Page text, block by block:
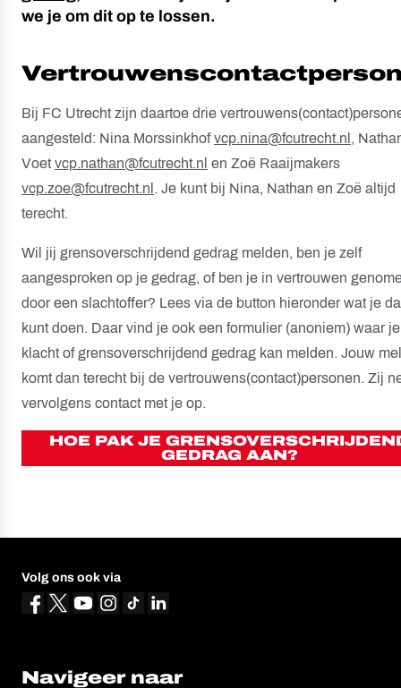
we je om dit op te lossen.
Bij FC Utrecht zijn daartoe drie
aangesteld: Nina Morssinkhofvcp.nina@fcutrecht.nl,
Voetvcp.nathan@fcutrecht.nl en Zoë Raaijmakers
vcp.zoe@fcutrecht.nl . Je kunt bij Nina, Nathan en Zoë altijd
terecht.
Wil jij grensoverschrijdend gedrag melden, ben je zelf
aangesproken op je gedrag, of ben je in vertrouwen
door een slachtoffer? Lees via de button hieronder wat je
kunt doen. Daar vind je ook een formulier (anoniem) waar
klacht of grensoverschrijdend gedrag kan melden. Jouw
komt dan terecht bij de vertrouwens(contact)personen. Zij
vervolgens contact met je op.
HOE PAK JE
GEDRAG AAN?
Volg ons ook via
Navigeer naar